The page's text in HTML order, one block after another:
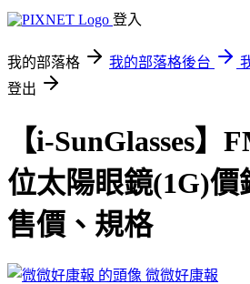
登入
我的部落格 我的部落格後台
登出
【i-SunGlasses】
位太陽眼鏡(1G)價
售價、規格
微微好康報